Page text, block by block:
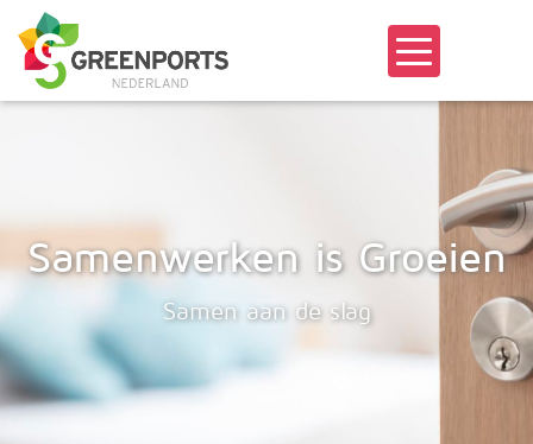
Samenwerken is Groeien
Samen aan de slag